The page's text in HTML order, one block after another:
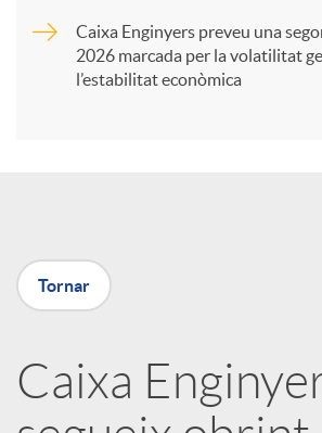
t
X
a
Caixa Enginyers preveu una
2026 marcada per la volatilitat
l’estabilitat econòmica
Tornar
Caixa